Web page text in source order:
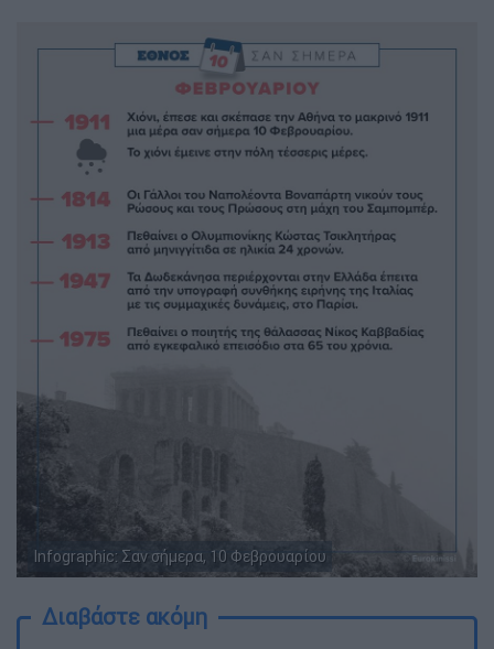
Infographic: Σαν σήμερα, 10 Φεβρουαρίου
Διαβάστε ακόμη